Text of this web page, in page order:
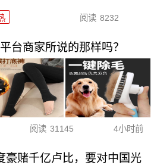
阅读 8232
台商家所说的那样吗？
阅读 31145 4小时前
豪赌千亿卢比，要对中国光